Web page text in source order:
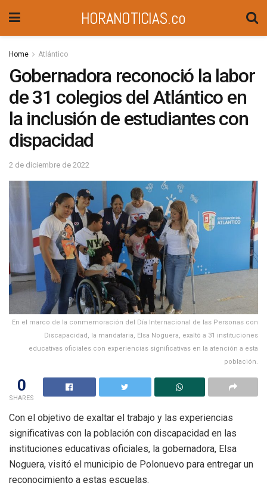
HORANOTICIAS.co
Home Atlántico
Gobernadora reconoció la labor
de 31 colegios del Atlántico en
la inclusión de estudiantes con
dispacidad
2 de diciembre de 2022
En el marco de la conmemoración del Día Internacional de las Personas con
Discapacidad, la mandataria, Elsa Noguera, exaltó a 31 instituciones
educativas oficiales con experiencias significativas en la atención a esta
población.
0
SHARES
Con el objetivo de exaltar el trabajo y las experiencias
significativas con la población con discapacidad en las
instituciones educativas oficiales, la gobernadora, Elsa
Noguera, visitó el municipio de Polonuevo para entregar un
reconocimiento a estas escuelas.